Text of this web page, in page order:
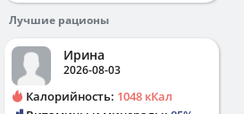
Лучшие рационы
Ирина
2026-08-03
Калорийность: 1048 кКал